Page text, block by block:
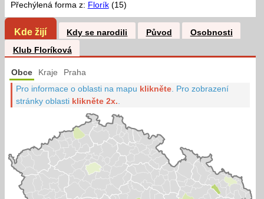
Přechýlená forma z: Florík(15)
Kde žijí Kdy se narodili Původ
Osobnosti
Klub Floríková
Obce Kraje Praha
Pro informace o oblasti na mapu klikněte Pro zobrazení
stránky oblasti klikněte 2x.